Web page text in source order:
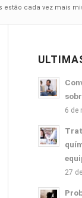
estão cada vez mais
6 de
27